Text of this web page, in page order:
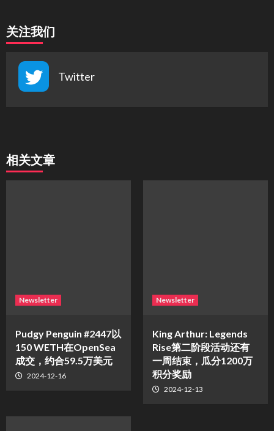
关注我们
Twitter
相关文章
Newsletter
Pudgy Penguin #2447以
150 WETH在OpenSea
成交，约合59.5万美元
2024-12-16
Newsletter
King Arthur: Legends
Rise第二阶段活动还有
一周结束，瓜分1200万
积分奖励
2024-12-13